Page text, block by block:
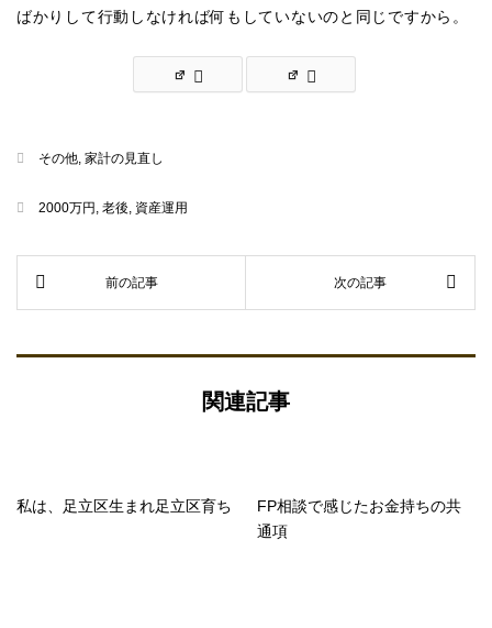
ばかりして行動しなければ何もしていないのと同じですから。
その他, 家計の見直し
2000万円 , 老後, 資産運用
関連記事
私は、足立区生まれ足立区育ち
FP相談で感じたお金持ちの共
通項